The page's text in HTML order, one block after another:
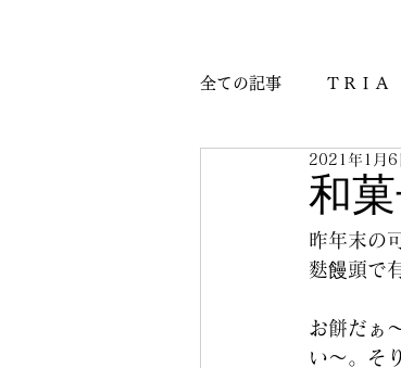
全ての記事 ＴＲＩＡ
Journey & Culture
和
2021年1月6
昨年末の
麩饅頭で
お餅だぁ
い～。そ